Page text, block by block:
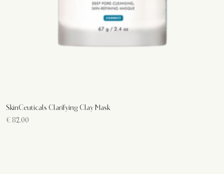
SkinCeuticals Clarifying Clay Mask
€ 82.00